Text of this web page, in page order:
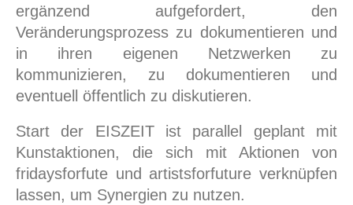
ergänzend aufgefordert, den
Veränderungsprozess zu dokumentieren und
in ihren eigenen Netzwerken zu
kommunizieren, zu dokumentieren und
eventuell öffentlich zu diskutieren.
Start der EISZEIT ist parallel geplant mit
Kunstaktionen, die sich mit Aktionen von
fridaysforfute und artistsforfuture verknüpfen
lassen, um Synergien zu nutzen.